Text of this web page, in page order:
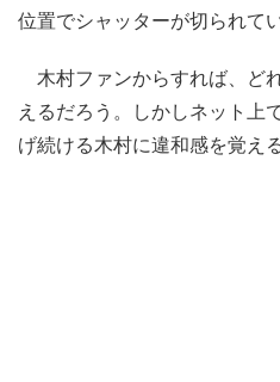
位置でシャッターが切られてい
木村ファンからすれば、ど
えるだろう。しかしネット上
げ続ける木村に違和感を覚え